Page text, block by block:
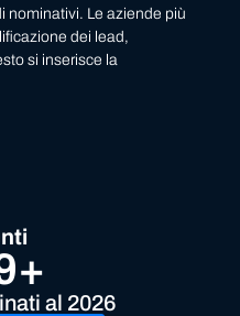
nominativi. Le aziende più
dei lead,
si inserisce la
al 2026